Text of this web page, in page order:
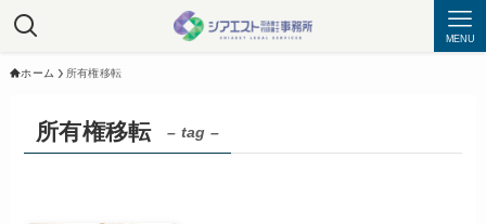
MENU
ホーム 所有権移転
所有権移転 – tag –